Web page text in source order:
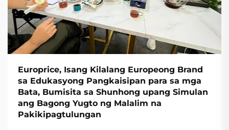
Europrice, Isang Kilalang Europeong Brand
sa Edukasyong Pangkaisipan para sa mga
Bata, Bumisita sa Shunhong upang Simulan
ang Bagong Yugto ng Malalim na
Pakikipagtulungan